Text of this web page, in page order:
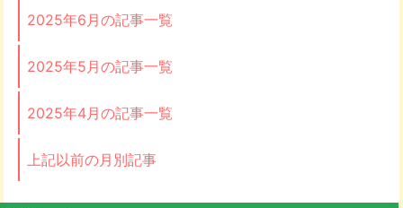
2025年6月の記事一覧
2025年5月の記事一覧
2025年4月の記事一覧
上記以前の月別記事